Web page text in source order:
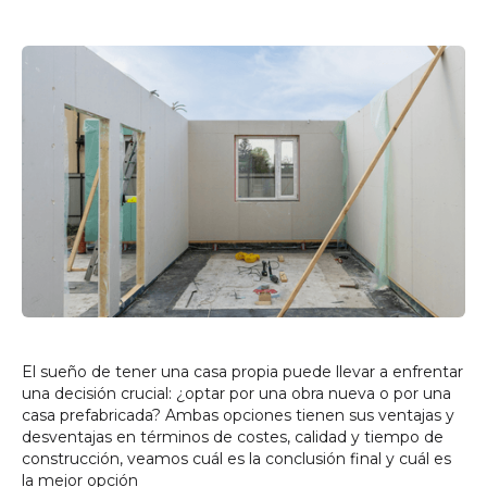
El sueño de tener una casa propia puede llevar a enfrentar
una decisión crucial: ¿optar por una obra nueva o por una
casa prefabricada? Ambas opciones tienen sus ventajas y
desventajas en términos de costes, calidad y tiempo de
construcción, veamos cuál es la conclusión final y cuál es
la mejor opción